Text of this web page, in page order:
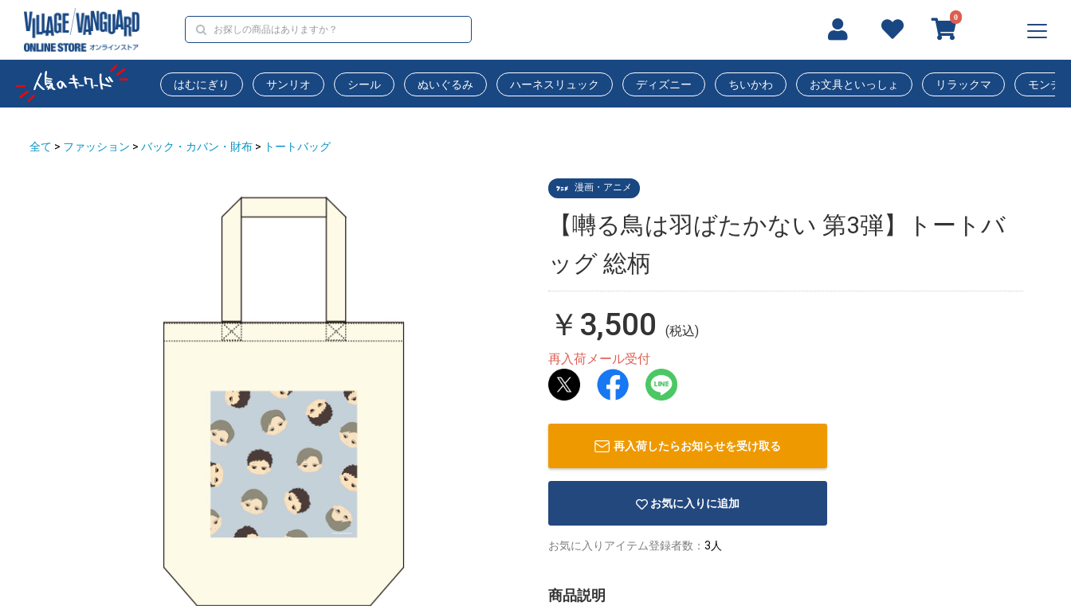
0
はむにぎり サンリオ シール ぬいぐるみ ハーネスリュック ディズニー ちいかわ お文具といっしょ リラックマ モンチ
全て > ファッション > バック・カバン・財布 > トートバッグ
漫画・アニメ
【囀る鳥は羽ばたかない 第3弾】トートバ
ッグ 総柄
￥3,500
(税込)
再入荷メール受付
再入荷したらお知らせを受け取る
お気に入りに追加
お気に入りアイテム登録者数： 3人
商品説明